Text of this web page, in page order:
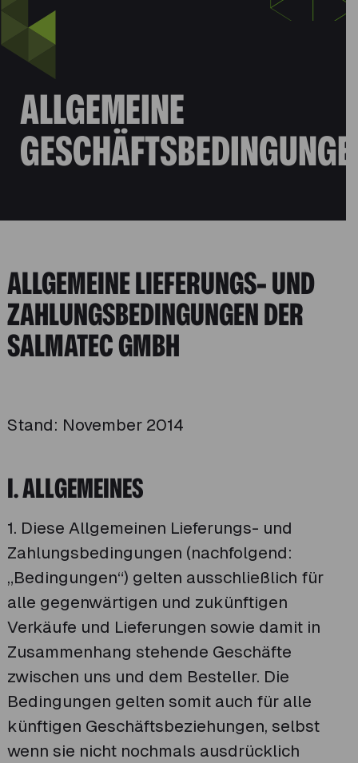
ALLGEMEINE
ALLGEMEINE LIEFERUNGS- UND
ZAHLUNGSBEDINGUNGEN DER
SALMATEC GMBH
Stand: November 2014
I. ALLGEMEINES
1. Diese Allgemeinen Lieferungs- und
Zahlungsbedingungen (nachfolgend:
„Bedingungen“) gelten ausschließlich für
alle gegenwärtigen und zukünftigen
Verkäufe und Lieferungen sowie damit in
Zusammenhang stehende Geschäfte
zwischen uns und dem Besteller. Die
Bedingungen gelten somit auch für alle
künftigen Geschäftsbeziehungen, selbst
wenn sie nicht nochmals ausdrücklich